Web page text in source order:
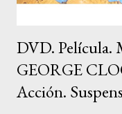
DVD.
GEORGE
Acción.